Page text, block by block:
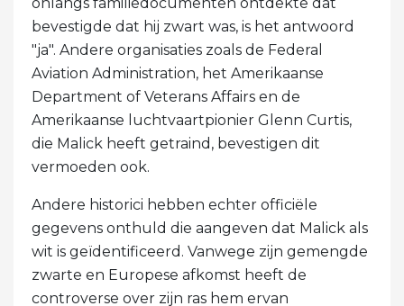
onlangs familiedocumenten ontdekte dat
bevestigde dat hij zwart was, is het antwoord
"ja". Andere organisaties zoals de Federal
Aviation Administration, het Amerikaanse
Department of Veterans Affairs en de
Amerikaanse luchtvaartpionier Glenn Curtis,
die Malick heeft getraind, bevestigen dit
vermoeden ook.
Andere historici hebben echter officiële
gegevens onthuld die aangeven dat Malick als
wit is geïdentificeerd. Vanwege zijn gemengde
zwarte en Europese afkomst heeft de
controverse over zijn ras hem ervan